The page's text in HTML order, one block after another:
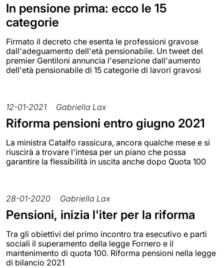
In pensione prima: ecco le 15
categorie
Firmato il decreto che esenta le professioni gravose
dall'adeguamento dell'età pensionabile. Un tweet del
premier Gentiloni annuncia l'esenzione dall'aumento
dell'età pensionabile di 15 categorie di lavori gravosi
12-01-2021 Gabriella Lax
Riforma pensioni entro giugno 2021
La ministra Catalfo rassicura, ancora qualche mese e si
riuscirà a trovare l'intesa per un piano che possa
garantire la flessibilità in uscita anche dopo Quota 100
28-01-2020 Gabriella Lax
Pensioni, inizia l'iter per la riforma
Tra gli obiettivi del primo incontro tra esecutivo e parti
sociali il superamento della legge Fornero e il
mantenimento di quota 100. Riforma pensioni nella legge
di bilancio 2021